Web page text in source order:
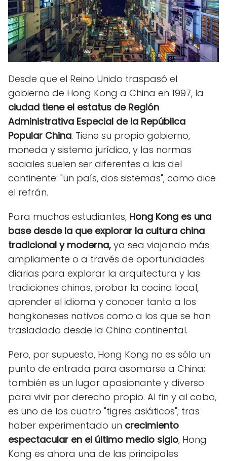
Desde que el Reino Unido traspasó el
gobierno de Hong Kong a China en 1997, la
ciudad tiene el estatus de Región
Administrativa Especial de la República
Popular China. Tiene su propio gobierno,
moneda y sistema jurídico, y las normas
sociales suelen ser diferentes a las del
continente: "un país, dos sistemas", como dice
el refrán.
Para muchos estudiantes, Hong Kong es una
base desde la que explorar la cultura china
tradicional y moderna, ya sea viajando más
ampliamente o a través de oportunidades
diarias para explorar la arquitectura y las
tradiciones chinas, probar la cocina local,
aprender el idioma y conocer tanto a los
hongkoneses nativos como a los que se han
trasladado desde la China continental.
Pero, por supuesto, Hong Kong no es sólo un
punto de entrada para asomarse a China;
también es un lugar apasionante y diverso
para vivir por derecho propio. Al fin y al cabo,
es uno de los cuatro "tigres asiáticos"; tras
haber experimentado un crecimiento
espectacular en el último medio siglo, Hong
Kong es ahora una de las principales